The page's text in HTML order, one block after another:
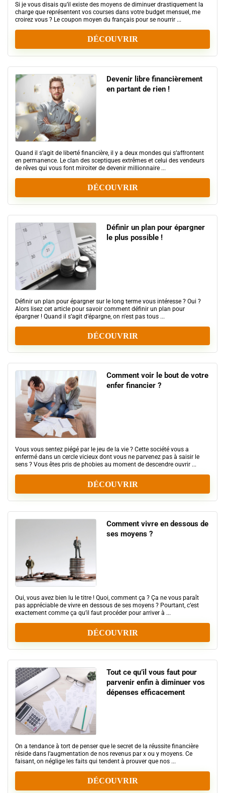
Si je vous disais qu’il existe des moyens de diminuer drastiquement la
charge que représentent vos courses dans votre budget mensuel, me
croirez vous ? Le coupon moyen du français pour se nourrir ...
DÉCOUVRIR
Devenir libre financièrement
en partant de rien !
Quand il s’agit de liberté financière, il y a deux mondes qui s’affrontent
en permanence. Le clan des sceptiques extrêmes et celui des vendeurs
de rêves qui vous font miroiter de devenir millionnaire ...
DÉCOUVRIR
Définir un plan pour épargner
le plus possible !
Définir un plan pour épargner sur le long terme vous intéresse ? Oui ?
Alors lisez cet article pour savoir comment définir un plan pour
épargner ! Quand il s’agit d’épargne, on n'est pas tous ...
DÉCOUVRIR
Comment voir le bout de votre
enfer financier ?
Vous vous sentez piégé par le jeu de la vie ? Cette société vous a
enfermé dans un cercle vicieux dont vous ne parvenez pas à saisir le
sens ? Vous êtes pris de phobies au moment de descendre ouvrir ...
DÉCOUVRIR
Comment vivre en dessous de
ses moyens ?
Oui, vous avez bien lu le titre ! Quoi, comment ça ? Ça ne vous paraît
pas appréciable de vivre en dessous de ses moyens ? Pourtant, c’est
exactement comme ça qu’il faut procéder pour arriver à ...
DÉCOUVRIR
Tout ce qu’il vous faut pour
parvenir enfin à diminuer vos
dépenses efficacement
On a tendance à tort de penser que le secret de la réussite financière
réside dans l’augmentation de nos revenus par x ou y moyens. Ce
faisant, on néglige les faits qui tendent à prouver que nos ...
DÉCOUVRIR